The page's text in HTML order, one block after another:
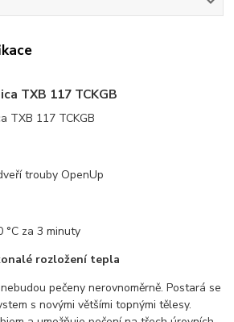
TXB 117 TCKGB
TXB 117 TCKGB
trouby OpenUp
°C za 3 minuty
rozložení tepla
pečeny nerovnoměrně. Postará se
s novými většími topnými tělesy.